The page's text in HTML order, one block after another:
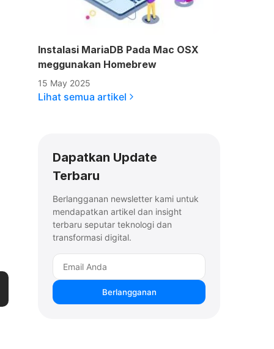
Instalasi MariaDB Pada Mac OSX
meggunakan Homebrew
15 May 2025
Lihat semua artikel
Dapatkan Update
Terbaru
Berlangganan newsletter kami untuk
mendapatkan artikel dan insight
terbaru seputar teknologi dan
transformasi digital.
Berlangganan